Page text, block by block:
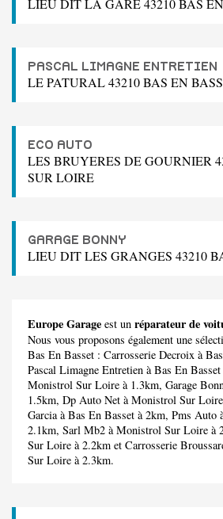
LIEU DIT LA GARE 43210 BAS
PASCAL LIMAGNE ENTRETIEN
LE PATURAL 43210 BAS EN
ECO AUTO
LES BRUYERES DE GOURNIER
SUR LOIRE
GARAGE BONNY
LIEU DIT LES GRANGES 43210
Europe Garage est un réparateur de
Nous vous proposons également une
Bas En Basset : Carrosserie Decroix à
Pascal Limagne Entretien à Bas En
Monistrol Sur Loire à 1.3km, Garage
1.5km, Dp Auto Net à Monistrol Sur
Garciaà Bas En Basset à 2km, Pms Auto
2.1km, Sarl Mb2 à Monistrol Sur Loire à
Sur Loire à 2.2km et Carrosserie
Sur Loire à 2.3km.